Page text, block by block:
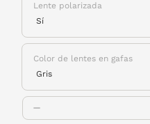
Lente polarizada
Color de lentes en gafas